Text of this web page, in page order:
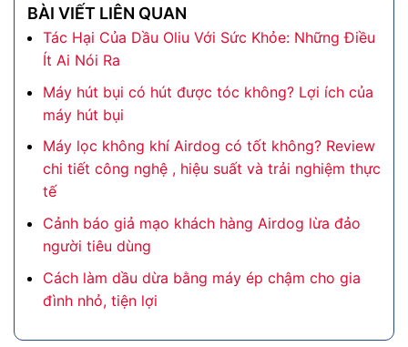
BÀI VIẾT LIÊN QUAN
Tác Hại Của Dầu Oliu Với Sức Khỏe: Những Điều
Ít Ai Nói Ra
Máy hút bụi có hút được tóc không? Lợi ích của
máy hút bụi
Máy lọc không khí Airdog có tốt không? Review
chi tiết công nghệ , hiệu suất và trải nghiệm thực
tế
Cảnh báo giả mạo khách hàng Airdog lừa đảo
người tiêu dùng
Cách làm dầu dừa bằng máy ép chậm cho gia
đình nhỏ, tiện lợi